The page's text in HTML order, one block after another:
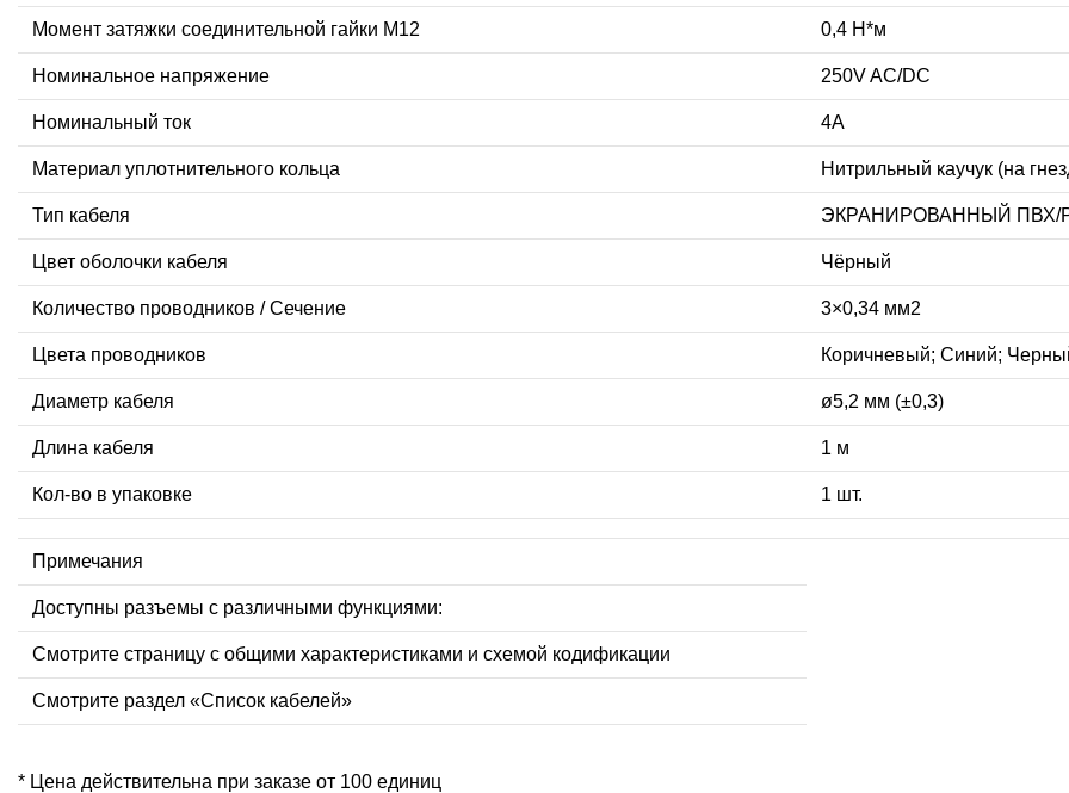
Момент затяжки соединительной гайки M12 0,4 Н*м
Номинальное напряжение 250V AC/DC
Номинальный ток 4A
Материал уплотнительного кольца Нитрильный каучук (на
Тип кабеля ЭКРАНИРОВАННЫЙ ПВХ/
Цвет оболочки кабеля Чёрный
Количество проводников / Сечение 3×0,34 мм2
Цвета проводников Коричневый; Синий;
Диаметр кабеля ø5,2 мм (±0,3)
Длина кабеля 1 м
Кол-во в упаковке 1 шт.
Примечания
Доступны разъемы с различными функциями:
Смотрите страницу с общими характеристиками и схемой кодификации
Смотрите раздел «Список кабелей»
* Цена действительна при заказе от 100 единиц